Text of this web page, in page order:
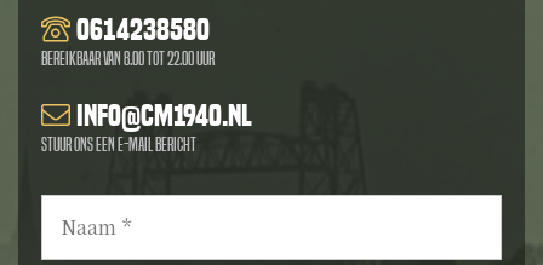
0614238580
Bereikbaar van 8.00 tot 22.00 uur
info@cm1940.nl
Stuur ons een e-mail bericht
Naam *